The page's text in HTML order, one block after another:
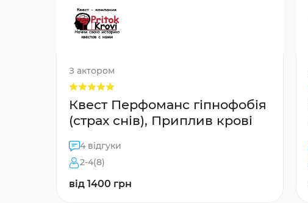
З актором
Квест Перфоманс гіпнофобія
(страх снів), Приплив крові
4 відгуки
2-4(8)
від 1400 грн